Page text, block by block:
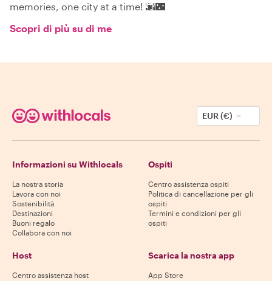
memories, one city at a time! 🌆🌃
Scopri di più su di me
EUR (€)
Informazioni su Withlocals
La nostra storia
Lavora con noi
Sostenibilità
Destinazioni
Buoni regalo
Collabora con noi
Ospiti
Centro assistenza ospiti
Politica di cancellazione per gli
ospiti
Termini e condizioni per gli
ospiti
Host
Centro assistenza host
Scarica la nostra app
App Store